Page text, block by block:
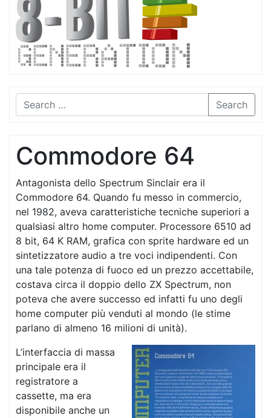
Search
Commodore 64
Antagonista dello Spectrum Sinclair era il
Commodore 64. Quando fu messo in commercio,
nel 1982, aveva caratteristiche tecniche superiori a
qualsiasi altro home computer. Processore 6510 ad
8 bit, 64 K RAM, grafica con sprite hardware ed un
sintetizzatore audio a tre voci indipendenti. Con
una tale potenza di fuoco ed un prezzo accettabile,
costava circa il doppio dello ZX Spectrum, non
poteva che avere successo ed infatti fu uno degli
home computer più venduti al mondo (le stime
parlano di almeno 16 milioni di unità).
L’interfaccia di massa
principale era il
registratore a
cassette, ma era
disponibile anche un